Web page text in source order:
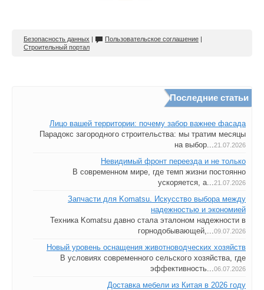
Безопасность данных | Пользовательское соглашение |
Строительный портал
Последние статьи
Лицо вашей территории: почему забор важнее фасада
Парадокс загородного строительства: мы тратим месяцы
на выбор...21.07.2026
Невидимый фронт переезда и не только
В современном мире, где темп жизни постоянно
ускоряется, а...21.07.2026
Запчасти для Komatsu. Искусство выбора между
надежностью и экономией
Техника Komatsu давно стала эталоном надежности в
горнодобывающей,...09.07.2026
Новый уровень оснащения животноводческих хозяйств
В условиях современного сельского хозяйства, где
эффективность...06.07.2026
Доставка мебели из Китая в 2026 году